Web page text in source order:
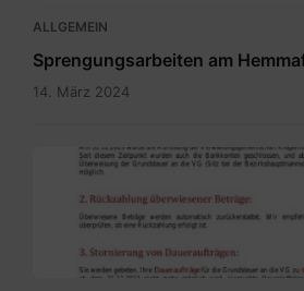
ALLGEMEIN
Sprengungsarbeiten am
14. März 2024
Grundsteuer